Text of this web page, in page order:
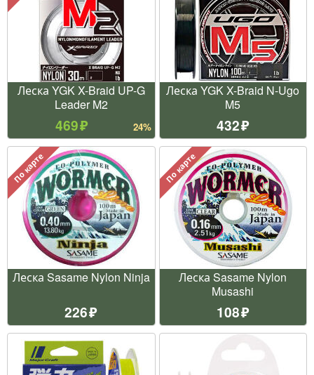
Леска YGK X-Braid UP-G
Leader M2
469 24%
Леска YGK X-Braid N-Ugo
M5
432
По карте
Леска Sasame Nylon Ninja
226
По карте
Леска Sasame Nylon
Musashi
108